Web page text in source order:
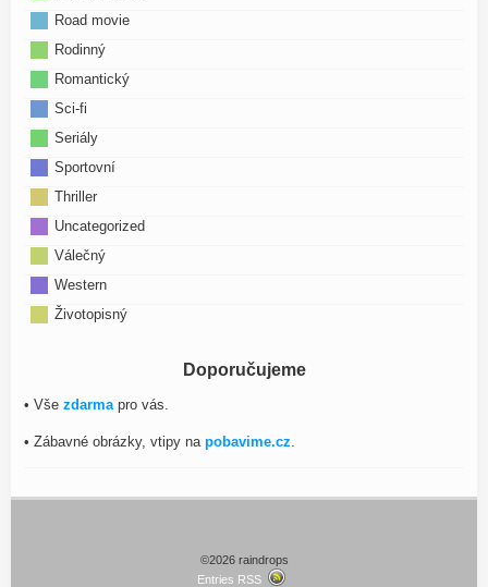
Road movie
Rodinný
Romantický
Sci-fi
Seriály
Sportovní
Thriller
Uncategorized
Válečný
Western
Životopisný
Doporučujeme
• Všezdarmapro vás.
• Zábavné obrázky, vtipy napobavime.cz.
©2026 raindrops
Entries RSS